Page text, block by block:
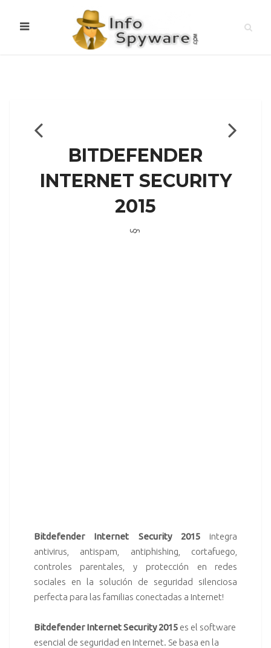
BITDEFENDER
INTERNET SECURITY
2015
§
Bitdefender Internet Security 2015integra
antivirus, antispam, antiphishing, cortafuego,
controles parentales, y protección en redes
sociales en la solución de seguridad silenciosa
perfecta para las familias conectadas a Internet!
Bitdefender Internet Security 2015 es el software
esencial de seguridad en Internet. Se basa en la